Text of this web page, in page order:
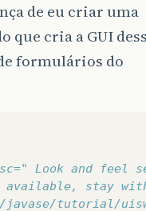
de eu criar uma
que cria a GUI
formulários do
Look and feel
stay
tutorial/